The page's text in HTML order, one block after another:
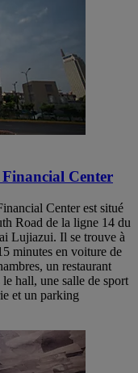
Center
Center est situé
Road de la ligne 14 du
Lujiazui. Il se trouve à
minutes en voiture de
un restaurant
hall, une salle de sport
et un parking